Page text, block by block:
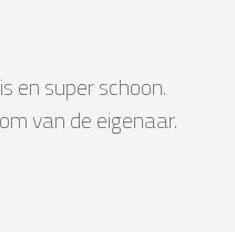
en super schoon.
van de eigenaar.